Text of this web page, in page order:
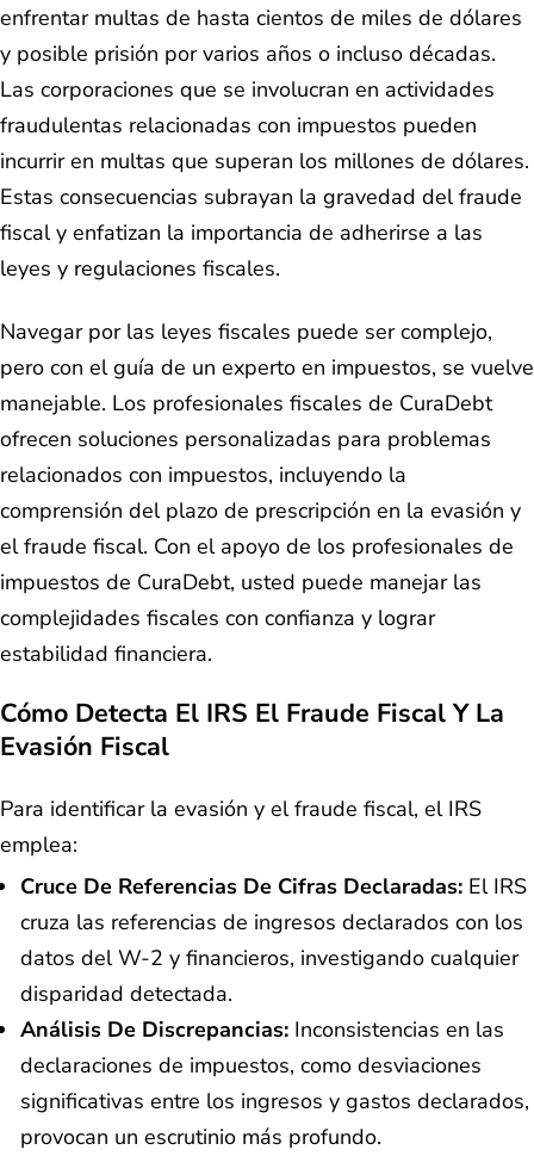
enfrentar multas de hasta cientos de miles de dólares
y posible prisión por varios años o incluso décadas.
Las corporaciones que se involucran en actividades
fraudulentas relacionadas con impuestos pueden
incurrir en multas que superan los millones de dólares.
Estas consecuencias subrayan la gravedad del fraude
fiscal y enfatizan la importancia de adherirse a las
leyes y regulaciones fiscales.
Navegar por las leyes fiscales puede ser complejo,
pero con el guía de un experto en impuestos, se vuelve
manejable. Los profesionales fiscales de CuraDebt
ofrecen soluciones personalizadas para problemas
relacionados con impuestos, incluyendo la
comprensión del plazo de prescripción en la evasión y
el fraude fiscal. Con el apoyo de los profesionales de
impuestos de CuraDebt, usted puede manejar las
complejidades fiscales con confianza y lograr
estabilidad financiera.
Cómo Detecta El IRS El Fraude Fiscal Y La
Evasión Fiscal
Para identificar la evasión y el fraude fiscal, el IRS
emplea:
Cruce De Referencias De Cifras Declaradas: El IRS
cruza las referencias de ingresos declarados con los
datos del W-2 y financieros, investigando cualquier
disparidad detectada.
Análisis De Discrepancias: Inconsistencias en las
declaraciones de impuestos, como desviaciones
significativas entre los ingresos y gastos declarados,
provocan un escrutinio más profundo.